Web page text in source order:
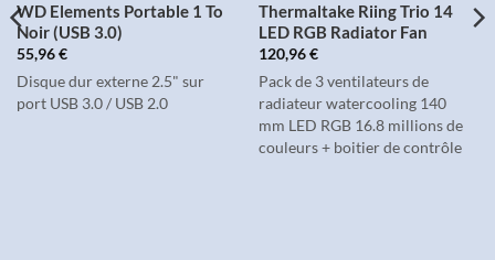
WD Elements Portable 1 To
Noir (USB 3.0)
55,96€
Disque dur externe 2.5" sur
port USB 3.0 / USB 2.0
Thermaltake Riing Trio 14
LED RGB Radiator Fan
120,96€
Pack de 3 ventilateurs de
radiateur watercooling 140
mm LED RGB 16.8 millions de
couleurs + boitier de contrôle